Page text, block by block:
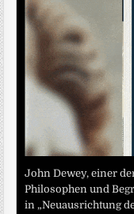
John Dewey, einer
Philosophen und
in „Neuausrichtung